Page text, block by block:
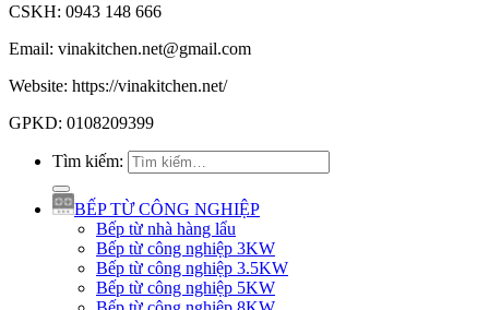
CSKH: 0943 148 666
Email: vinakitchen.net@gmail.com
Website: https://vinakitchen.net/
GPKD: 0108209399
Tìm kiếm:
BẾP TỪ CÔNG NGHIỆP
Bếp từ nhà hàng lẩu
Bếp từ công nghiệp 3KW
Bếp từ công nghiệp 3.5KW
Bếp từ công nghiệp 5KW